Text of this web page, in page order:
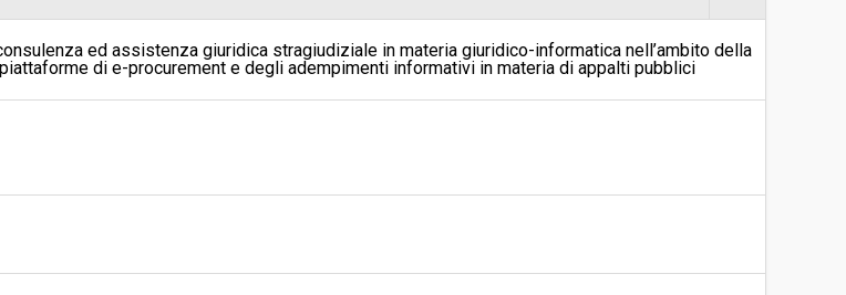
procedimento:
ed assistenza giuridica stragiudiziale in materia giuridico-informatica nell’ambito della
di e-procurement e degli adempimenti informativi in materia di appalti pubblici